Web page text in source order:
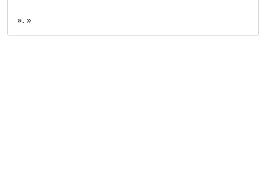
». »